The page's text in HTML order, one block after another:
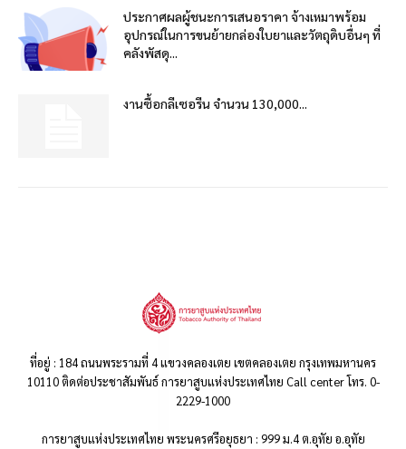
ประกาศผลผู้ชนะการเสนอราคา จ้างเหมาพร้อม
อุปกรณ์ในการขนย้ายกล่องใบยาและวัตถุดิบอื่นๆ ที่
คลังพัสดุ...
งานซื้อกลีเซอรีน จำนวน 130,000...
ที่อยู่ : 184 ถนนพระรามที่ 4 แขวงคลองเตย เขตคลองเตย กรุงเทพมหานคร
10110 ติดต่อประชาสัมพันธ์ การยาสูบแห่งประเทศไทย Call center โทร. 0-
2229-1000
การยาสูบแห่งประเทศไทย พระนครศรีอยุธยา : 999 ม.4 ต.อุทัย อ.อุทัย